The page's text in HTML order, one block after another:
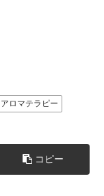
アロマテラピー
コピー